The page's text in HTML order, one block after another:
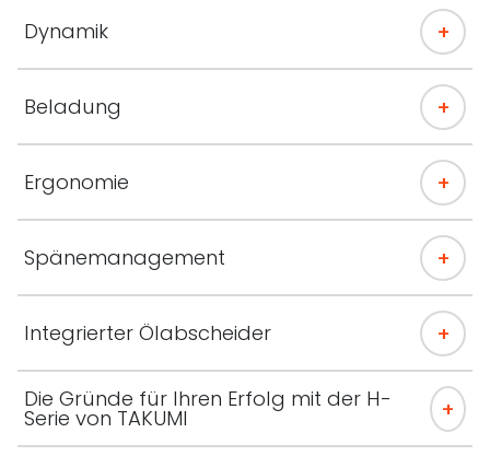
Dynamik
Beladung
Ergonomie
Spänemanagement
Integrierter Ölabscheider
Die Gründe für Ihren Erfolg mit der H-
Serie von TAKUMI